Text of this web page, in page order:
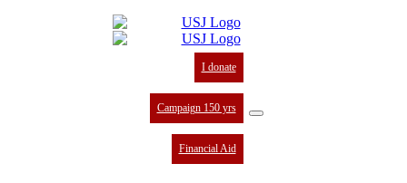
I donate
Campaign 150 yrs
Financial Aid